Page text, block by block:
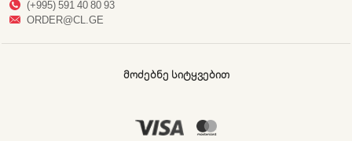
(+995) 591 40 80 93
ORDER@CL.GE
ᲛᲝᲫᲔᲑᲜᲔ ᲡᲘᲢᲧᲕᲔᲑᲘᲗ